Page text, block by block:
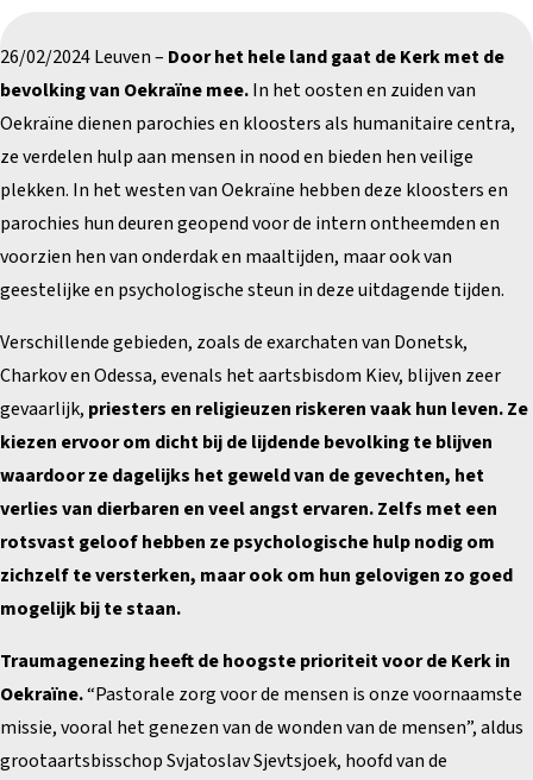
26/02/2024 Leuven – Door het hele land gaat de Kerk met de
bevolking van Oekraïne mee.In het oosten en zuiden van
Oekraïne dienen parochies en kloosters als humanitaire centra,
ze verdelen hulp aan mensen in nood en bieden hen veilige
plekken. In het westen van Oekraïne hebben deze kloosters en
parochies hun deuren geopend voor de intern ontheemden en
voorzien hen van onderdak en maaltijden, maar ook van
geestelijke en psychologische steun in deze uitdagende tijden.
Verschillende gebieden, zoals de exarchaten van Donetsk,
Charkov en Odessa, evenals het aartsbisdom Kiev, blijven zeer
gevaarlijk, priesters en religieuzen riskeren vaak hun leven. Ze
kiezen ervoor om dicht bij de lijdende bevolking te blijven
waardoor ze dagelijks het geweld van de gevechten, het
verlies van dierbaren en veel angst ervaren. Zelfs met een
rotsvast geloof hebben ze psychologische hulp nodig om
zichzelf te versterken, maar ook om hun gelovigen zo goed
mogelijk bij te staan.
Traumagenezing heeft de hoogste prioriteit voor de Kerk in
Oekraïne.“Pastorale zorg voor de mensen is onze voornaamste
missie, vooral het genezen van de wonden van de mensen”, aldus
grootaartsbisschop Svjatoslav Sjevtsjoek, hoofd van de